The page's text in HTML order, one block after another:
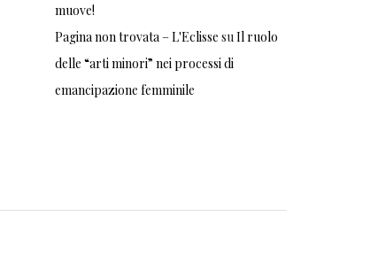
muove!
Pagina non trovata – L'Eclisse suIl ruolo
delle “arti minori” nei processi di
emancipazione femminile